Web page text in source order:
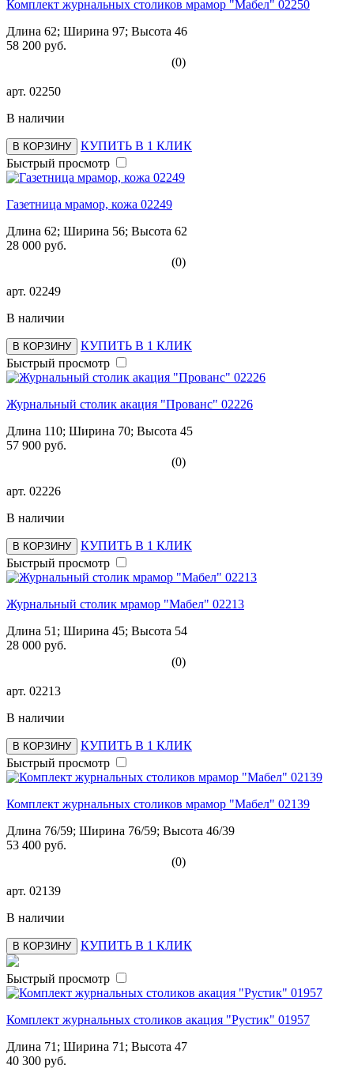
Комплект журнальных столиков мрамор "Мабел" 02250
Длина 62; Ширина 97; Высота 46
58 200 руб.
(0)
арт. 02250
В наличии
В КОРЗИНУ
КУПИТЬ В 1 КЛИК
Быстрый просмотр
Газетница мрамор, кожа 02249
Длина 62; Ширина 56; Высота 62
28 000 руб.
(0)
арт. 02249
В наличии
В КОРЗИНУ
КУПИТЬ В 1 КЛИК
Быстрый просмотр
Журнальный столик акация "Прованс" 02226
Длина 110; Ширина 70; Высота 45
57 900 руб.
(0)
арт. 02226
В наличии
В КОРЗИНУ
КУПИТЬ В 1 КЛИК
Быстрый просмотр
Журнальный столик мрамор "Мабел" 02213
Длина 51; Ширина 45; Высота 54
28 000 руб.
(0)
арт. 02213
В наличии
В КОРЗИНУ
КУПИТЬ В 1 КЛИК
Быстрый просмотр
Комплект журнальных столиков мрамор "Мабел" 02139
Длина 76/59; Ширина 76/59; Высота 46/39
53 400 руб.
(0)
арт. 02139
В наличии
В КОРЗИНУ КУПИТЬ В 1 КЛИК
Быстрый просмотр
Комплект журнальных столиков акация "Рустик" 01957
Длина 71; Ширина 71; Высота 47
40 300 руб.